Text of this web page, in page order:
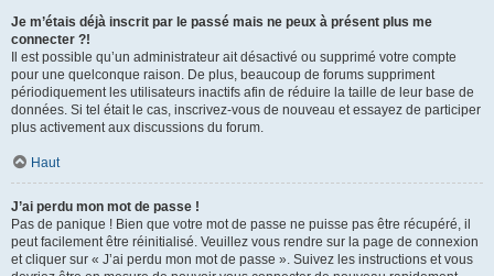
Je m’étais déjà inscrit par le passé mais ne peux à présent plus me
connecter ?!
Il est possible qu’un administrateur ait désactivé ou supprimé votre compte
pour une quelconque raison. De plus, beaucoup de forums suppriment
périodiquement les utilisateurs inactifs afin de réduire la taille de leur base de
données. Si tel était le cas, inscrivez-vous de nouveau et essayez de participer
plus activement aux discussions du forum.
Haut
J’ai perdu mon mot de passe !
Pas de panique ! Bien que votre mot de passe ne puisse pas être récupéré, il
peut facilement être réinitialisé. Veuillez vous rendre sur la page de connexion
et cliquer sur « J’ai perdu mon mot de passe ». Suivez les instructions et vous